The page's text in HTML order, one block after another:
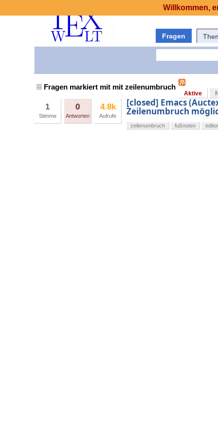
Fragen
Fragen markiert mit mit zeilenumbruch
Aktive
1
Stimme
0
Antworten
4.8k
Aufrufe
[closed] Emacs
Zeilenumbruch
zeilenumbruch fußnoten
Willkommen,